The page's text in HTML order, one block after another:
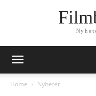
Home Nyheter